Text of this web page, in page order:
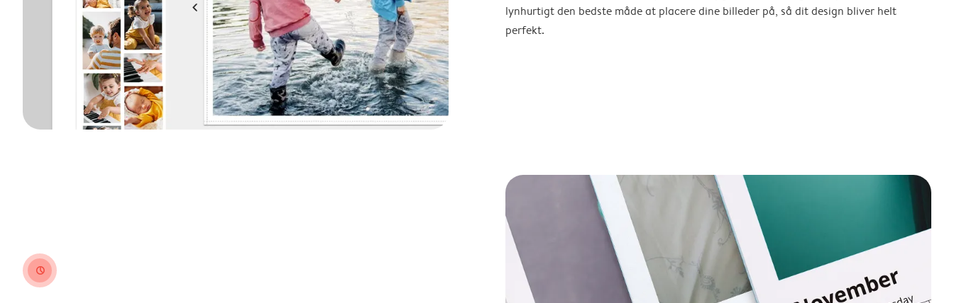
lynhurtigt den bedste måde at placere dine billeder på, så dit design bliver helt
perfekt.
clock